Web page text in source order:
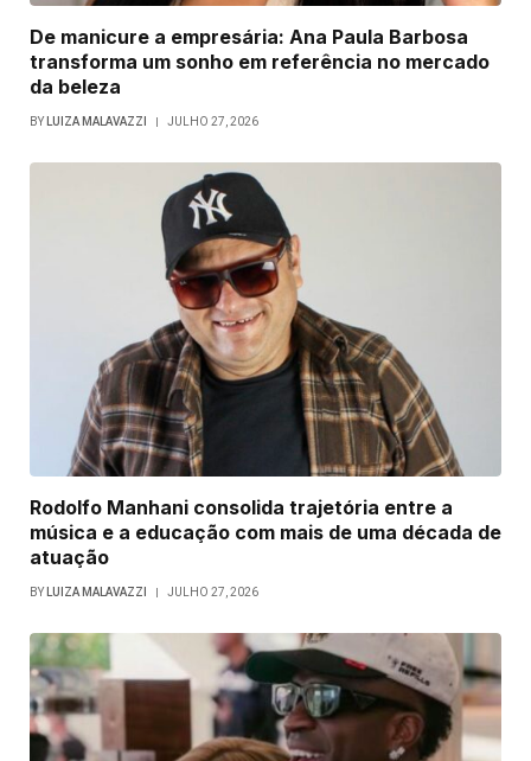
De manicure a empresária: Ana Paula Barbosa
transforma um sonho em referência no mercado
da beleza
BY LUIZA MALAVAZZI JULHO 27, 2026
Rodolfo Manhani consolida trajetória entre a
música e a educação com mais de uma década de
atuação
BY LUIZA MALAVAZZI JULHO 27, 2026